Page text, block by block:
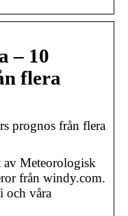
– 10
flera
prognos från flera
av Meteorologisk
från windy.com.
och våra